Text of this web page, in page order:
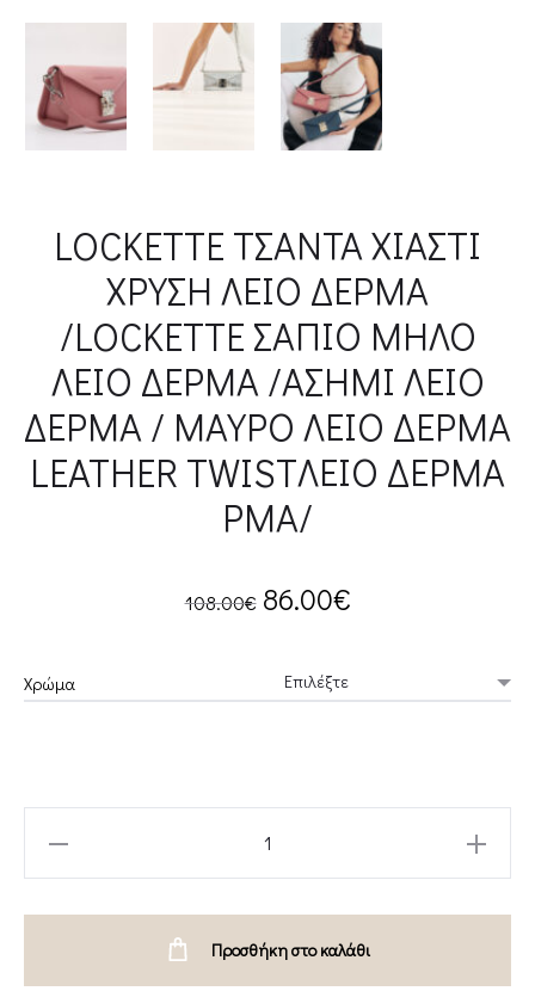
LOCKETTE ΤΣΑΝΤΑ ΧΙΑΣΤΙ
ΧΡΥΣΗ ΛΕΙΟ ΔΕΡΜΑ
/LOCKETTE ΣΑΠΙΟ ΜΗΛΟ
ΛΕΙΟ ΔΕΡΜΑ /ΑΣΗΜΙ ΛΕΙΟ
ΔΕΡΜΑ / ΜΑΥΡΟ ΛΕΙΟ ΔΕΡΜΑ
LEATHER TWISTΛΕΙΟ ΔΕΡΜΑ
ΡΜΑ/
108.00€ Original
was:
86.00€Current
is:
Χρώμα
Προσθήκη στο καλάθι